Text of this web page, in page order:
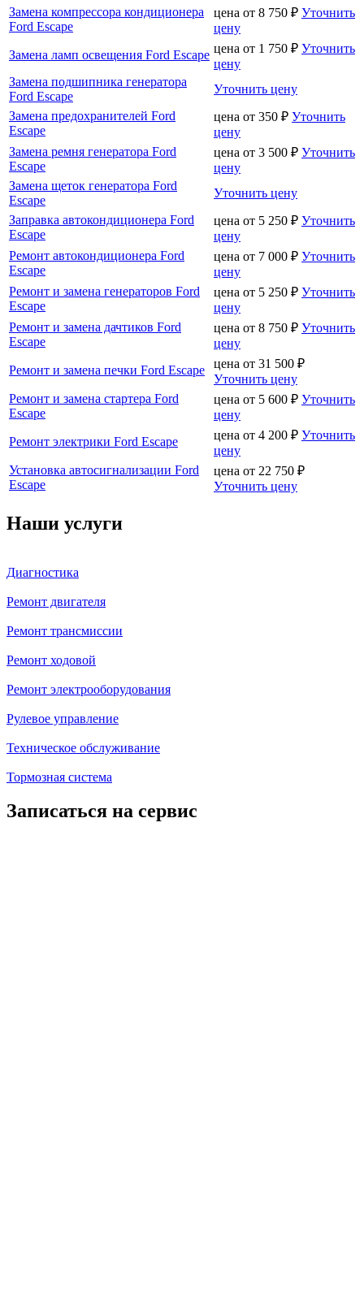
Замена компрессора кондиционера
Ford Escape
цена от 8 750 ₽ Уточнить
цену
Замена ламп освещения Ford Escape цена от 1 750 ₽ Уточнить
цену
Замена подшипника генератора
Ford Escape
Уточнить цену
Замена предохранителей Ford
Escape
цена от 350 ₽ Уточнить
цену
Замена ремня генератора Ford
Escape
цена от 3 500 ₽ Уточнить
цену
Замена щеток генератора Ford
Escape
Уточнить цену
Заправка автокондиционера Ford
Escape
цена от 5 250 ₽ Уточнить
цену
Ремонт автокондиционера Ford
Escape
цена от 7 000 ₽ Уточнить
цену
Ремонт и замена генераторов Ford
Escape
цена от 5 250 ₽ Уточнить
цену
Ремонт и замена дачтиков Ford
Escape
цена от 8 750 ₽ Уточнить
цену
Ремонт и замена печки Ford Escape
цена от 31 500 ₽
Уточнить цену
Ремонт и замена стартера Ford
Escape
цена от 5 600 ₽ Уточнить
цену
Ремонт электрики Ford Escape
цена от 4 200 ₽ Уточнить
цену
Установка автосигнализации Ford
Escape
цена от 22 750 ₽
Уточнить цену
Наши услуги
Диагностика
Ремонт двигателя
Ремонт трансмиссии
Ремонт ходовой
Ремонт электрооборудования
Рулевое управление
Техническое обслуживание
Тормозная система
Записаться на сервис